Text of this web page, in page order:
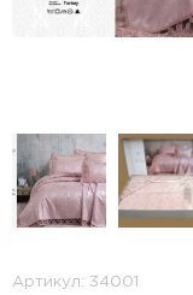
Артикул: 34001